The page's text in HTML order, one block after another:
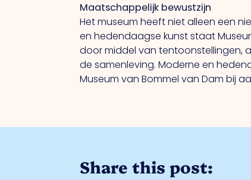
Maatschappelijk bewustzijn
Het museum heeft niet alleen een
en hedendaagse kunst staat
door middel van tentoonstellingen,
de samenleving. Moderne en
Museum van Bommel van Dam bij
Share this post: